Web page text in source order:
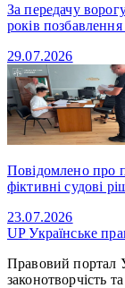
За передачу
років позбавлення
29.07.2026
Повідомлено про
фіктивні судові
23.07.2026
UPУкраїнське
Правовий портал
законотворчість